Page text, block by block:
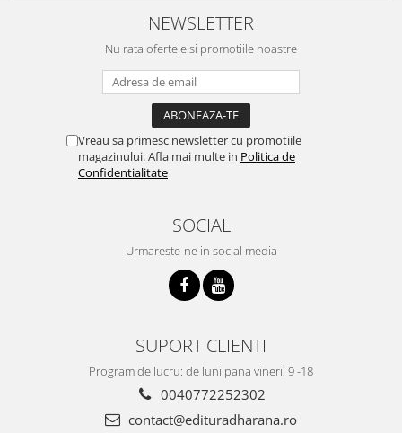
NEWSLETTER
Nu rata ofertele si promotiile noastre
Vreau sa primesc newsletter cu promotiile
magazinului. Afla mai multe in Politica de
Confidentialitate
SOCIAL
Urmareste-ne in social media
SUPORT CLIENTI
Program de lucru: de luni pana vineri, 9 -18
0040772252302
contact@edituradharana.ro